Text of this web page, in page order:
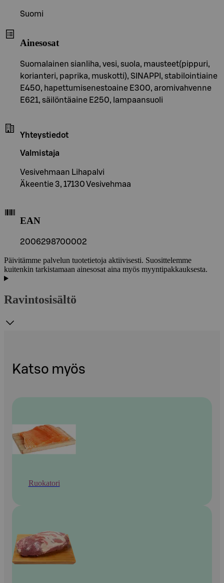
Suomi
Ainesosat
Suomalainen sianliha, vesi, suola, mausteet(pippuri,
korianteri, paprika, muskotti), SINAPPI, stabilointiaine
E450, hapettumisenestoaine E300, aromivahvenne
E621, säilöntäaine E250, lampaansuoli
Yhteystiedot
Valmistaja
Vesivehmaan Lihapalvi
Äkeentie 3, 17130 Vesivehmaa
EAN
2006298700002
Päivitämme palvelun tuotetietoja aktiivisesti. Suosittelemme
kuitenkin tarkistamaan ainesosat aina myös myyntipakkauksesta.
Ravintosisältö
Katso myös
Ruokatori